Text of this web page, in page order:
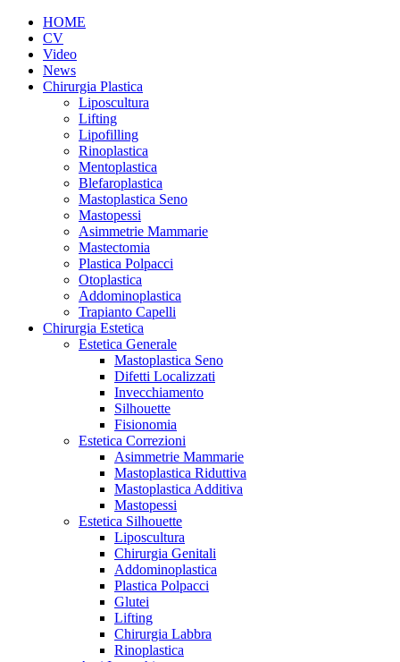
HOME
CV
Video
News
Chirurgia Plastica
Liposcultura
Lifting
Lipofilling
Rinoplastica
Mentoplastica
Blefaroplastica
Mastoplastica Seno
Mastopessi
Asimmetrie Mammarie
Mastectomia
Plastica Polpacci
Otoplastica
Addominoplastica
Trapianto Capelli
Chirurgia Estetica
Estetica Generale
Mastoplastica Seno
Difetti Localizzati
Invecchiamento
Silhouette
Fisionomia
Estetica Correzioni
Asimmetrie Mammarie
Mastoplastica Riduttiva
Mastoplastica Additiva
Mastopessi
Estetica Silhouette
Liposcultura
Chirurgia Genitali
Addominoplastica
Plastica Polpacci
Glutei
Lifting
Chirurgia Labbra
Rinoplastica